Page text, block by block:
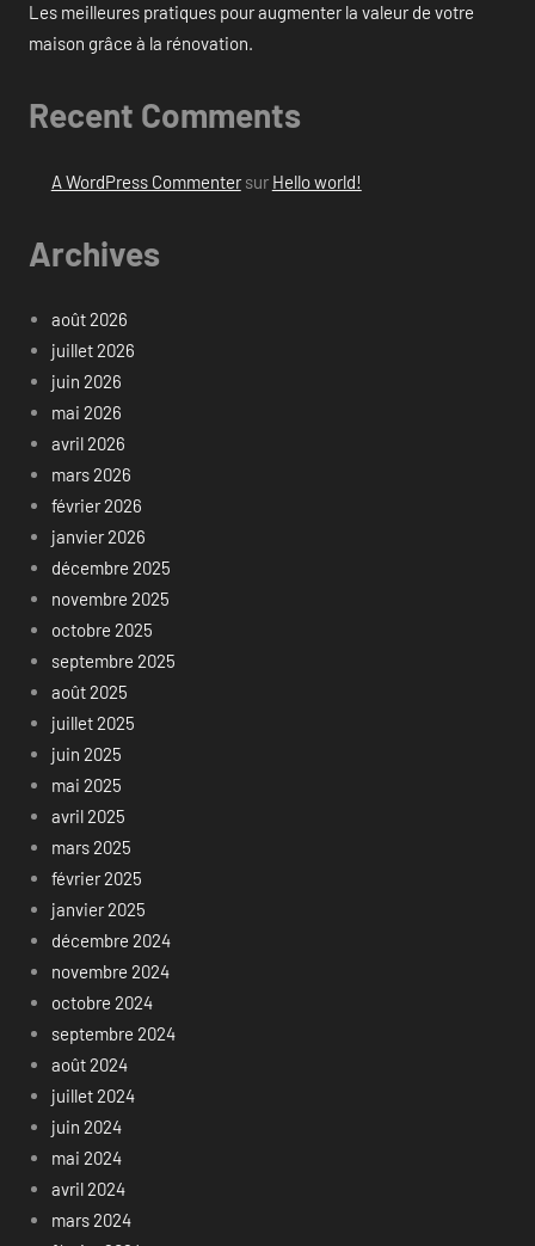
Les meilleures pratiques pour augmenter la valeur de votre
maison grâce à la rénovation.
Recent Comments
A WordPress Commentersur Hello world!
Archives
août 2026
juillet 2026
juin 2026
mai 2026
avril 2026
mars 2026
février 2026
janvier 2026
décembre 2025
novembre 2025
octobre 2025
septembre 2025
août 2025
juillet 2025
juin 2025
mai 2025
avril 2025
mars 2025
février 2025
janvier 2025
décembre 2024
novembre 2024
octobre 2024
septembre 2024
août 2024
juillet 2024
juin 2024
mai 2024
avril 2024
mars 2024